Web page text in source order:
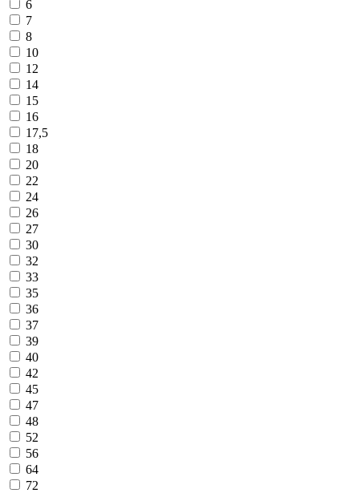
6
7
8
10
12
14
15
16
17,5
18
20
22
24
26
27
30
32
33
35
36
37
39
40
42
45
47
48
52
56
64
72